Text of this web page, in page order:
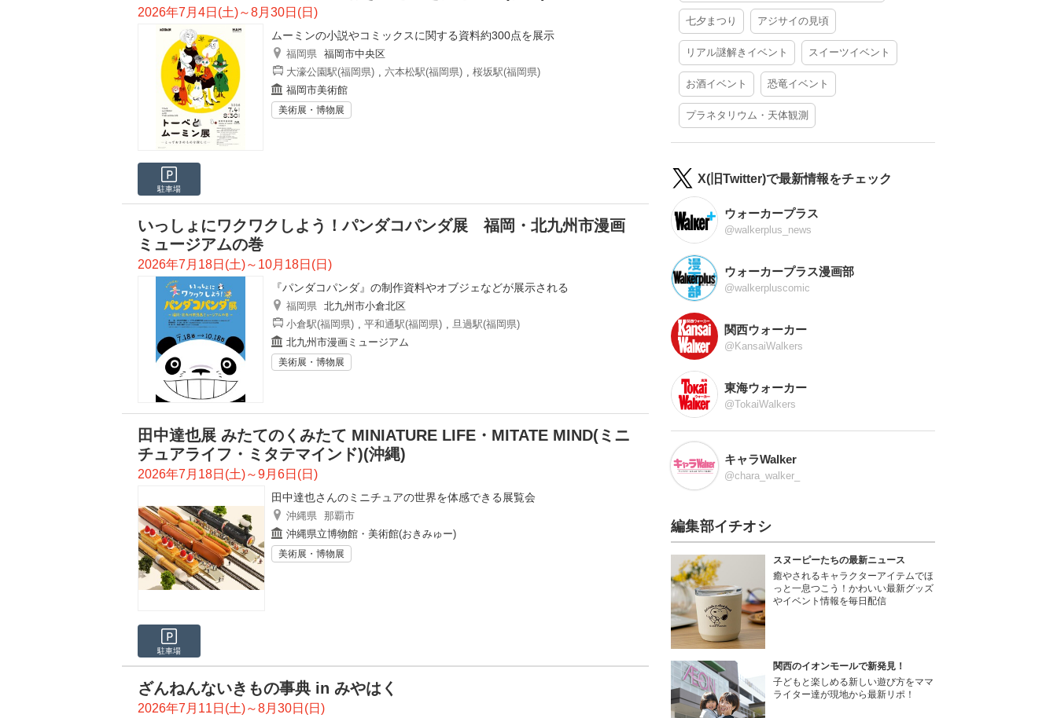
2026年7月4日(土)～8月30日(日)
ムーミンの小説やコミックスに関する資料約300点を展示
福岡県 福岡市中央区
大濠公園駅(福岡県) , 六本松駅(福岡県) , 桜坂駅(福岡県)
福岡市美術館
美術展・博物展
駐車場
いっしょにワクワクしよう！パンダコパンダ展 福岡・北九州市漫画
ミュージアムの巻
2026年7月18日(土)～10月18日(日)
『パンダコパンダ』の制作資料やオブジェなどが展示される
福岡県 北九州市小倉北区
小倉駅(福岡県) , 平和通駅(福岡県) , 旦過駅(福岡県)
北九州市漫画ミュージアム
美術展・博物展
田中達也展 みたてのくみたて MINIATURE LIFE・MITATE MIND(ミニ
チュアライフ・ミタテマインド)(沖縄)
2026年7月18日(土)～9月6日(日)
田中達也さんのミニチュアの世界を体感できる展覧会
沖縄県 那覇市
沖縄県立博物館・美術館(おきみゅー)
美術展・博物展
駐車場
ざんねんないきもの事典 in みやはく
2026年7月11日(土)～8月30日(日)
七夕まつり アジサイの見頃
リアル謎解きイベント スイーツイベント
お酒イベント 恐竜イベント
プラネタリウム・天体観測
X(旧Twitter)で最新情報をチェック
ウォーカープラス
@walkerplus_news
ウォーカープラス漫画部
@walkerpluscomic
関西ウォーカー
@KansaiWalkers
東海ウォーカー
@TokaiWalkers
キャラWalker
@chara_walker_
編集部イチオシ
スヌーピーたちの最新ニュース
癒やされるキャラクターアイテムでほ
っと一息つこう！かわいい最新グッズ
やイベント情報を毎日配信
関西のイオンモールで新発見！
子どもと楽しめる新しい遊び方をママ
ライター達が現地から最新リポ！